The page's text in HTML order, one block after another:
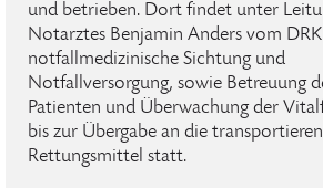
und betrieben. Dort findet unter
Notarztes Benjamin Anders vom
notfallmedizinische Sichtung und
Notfallversorgung, sowie Betreuung
Patienten und Überwachung der
bis zur Übergabe an die
Rettungsmittel statt.